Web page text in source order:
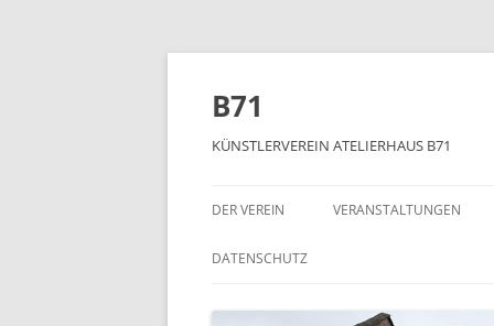
Zum
B71
KÜNSTLERVEREIN ATELIERHAUS B71
DER VEREIN VERANSTALTUNGEN
DATENSCHUTZ